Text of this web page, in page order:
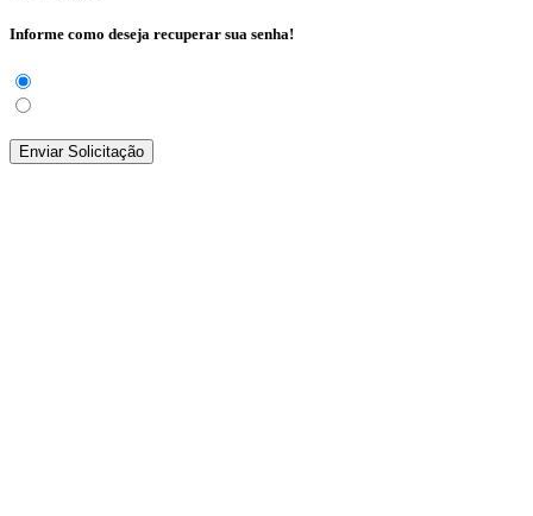
Informe como deseja recuperar sua senha!
Enviar Solicitação